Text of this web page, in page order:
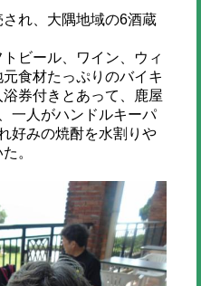
れ、大隅地域の6酒蔵
ビール、ワイン、ウィ
食材たっぷりのバイキ
券付きとあって、鹿屋
一人がハンドルキーパ
好みの焼酎を水割りや
。